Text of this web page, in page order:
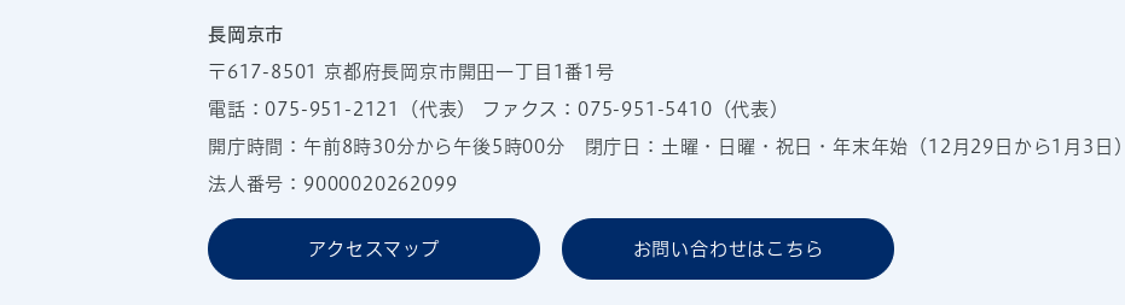
長岡京市
〒617-8501 京都府長岡京市開田一丁目1番1号
電話：075-951-2121 （代表） ファクス：075-951-5410（代表）
開庁時間：午前8時30分から午後5時00分 閉庁日：土曜・日曜・祝日・年末年始（12月29日から1月3日）
法人番号：9000020262099
アクセスマップ お問い合わせはこちら